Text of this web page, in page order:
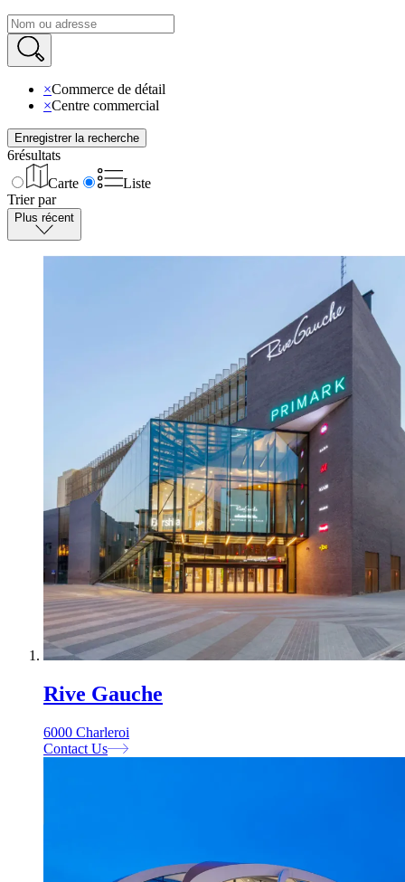
×Commerce de détail
×Centre commercial
Enregistrer la recherche
6résultats
Carte
Liste
Trier par
Plus récent
Rive Gauche
6000 Charleroi
Contact Us